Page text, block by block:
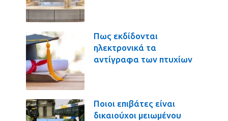
Πως εκδίδονται
ηλεκτρονικά τα
αντίγραφα των πτυχίων
Ποιοι επιβάτες είναι
δικαιούχοι μειωμένου